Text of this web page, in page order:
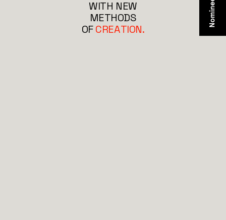
WITH NEW
METHODS
OF CREATION.